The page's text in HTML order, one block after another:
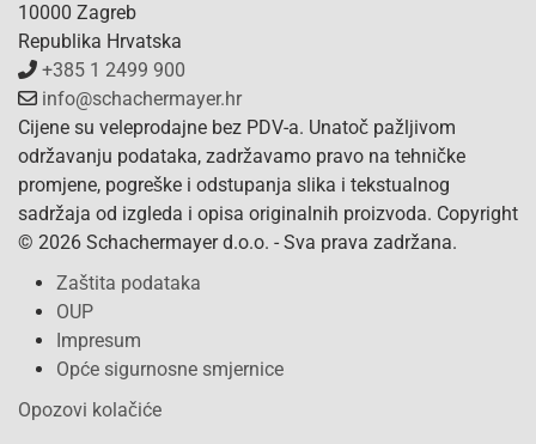
10000 Zagreb
Republika Hrvatska
+385 1 2499 900
info@schachermayer.hr
Cijene su veleprodajne bez PDV-a. Unatoč pažljivom
održavanju podataka, zadržavamo pravo na tehničke
promjene, pogreške i odstupanja slika i tekstualnog
sadržaja od izgleda i opisa originalnih proizvoda. Copyright
© 2026 Schachermayer d.o.o. - Sva prava zadržana.
Zaštita podataka
OUP
Impresum
Opće sigurnosne smjernice
Opozovi kolačiće